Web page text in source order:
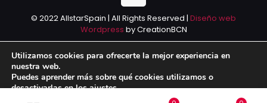
© 2022 AllstarSpain | All Rights Reserved | Diseño web
Wordpress by CreationBCN
Utilizamos cookies para ofrecerte la mejor experiencia en
nuestra web.
Puedes aprender más sobre qué cookies utilizamos o
desactivarlas en losajustes.